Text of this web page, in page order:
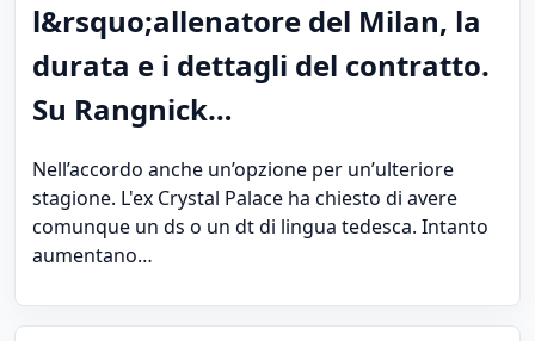
l&rsquo;allenatore del Milan, la
durata e i dettagli del contratto.
Su Rangnick…
Nell’accordo anche un’opzione per un’ulteriore
stagione. L'ex Crystal Palace ha chiesto di avere
comunque un ds o un dt di lingua tedesca. Intanto
aumentano…